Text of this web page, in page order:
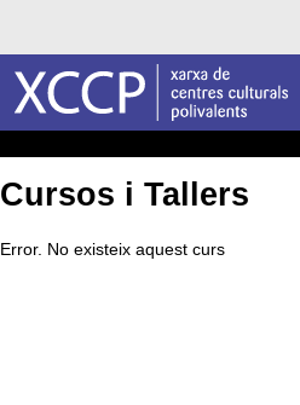
Cursos i Tallers
Error. No existeix aquest curs